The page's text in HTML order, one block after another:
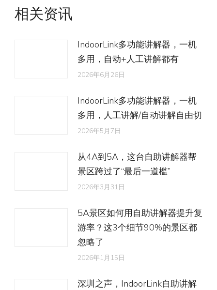
相关资讯
IndoorLink多功能讲解器，一机
多用，自动+人工讲解都有
2026年6月26日
IndoorLink多功能讲解器，一机
多用，人工讲解/自动讲解自由切
2026年5月7日
从4A到5A，这台自助讲解器帮
景区跨过了“最后一道槛”
2026年3月31日
5A景区如何用自助讲解器提升复
游率？这3个细节90%的景区都
忽略了
2026年1月15日
深圳之声，IndoorLink自助讲解